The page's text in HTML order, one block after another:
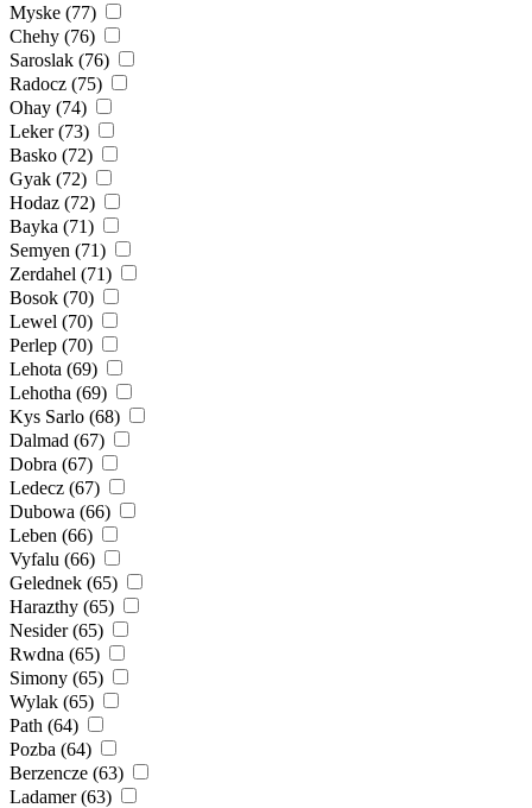
Myske (77)
Chehy (76)
Saroslak (76)
Radocz (75)
Ohay (74)
Leker (73)
Basko (72)
Gyak (72)
Hodaz (72)
Bayka (71)
Semyen (71)
Zerdahel (71)
Bosok (70)
Lewel (70)
Perlep (70)
Lehota (69)
Lehotha (69)
Kys Sarlo (68)
Dalmad (67)
Dobra (67)
Ledecz (67)
Dubowa (66)
Leben (66)
Vyfalu (66)
Gelednek (65)
Harazthy (65)
Nesider (65)
Rwdna (65)
Simony (65)
Wylak (65)
Path (64)
Pozba (64)
Berzencze (63)
Ladamer (63)